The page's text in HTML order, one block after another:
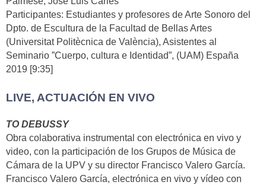
Participantes: Estudiantes y profesores de Arte Sonoro del
Dpto. de Escultura de la Facultad de Bellas Artes
(Universitat Politècnica de València), Asistentes al
Seminario ”Cuerpo, cultura e Identidad”, (UAM) España
2019 [9:35]
LIVE, ACTUACIÓN EN VIVO
TO DEBUSSY
Obra colaborativa instrumental con electrónica en vivo y
video, con la participación de los Grupos de Música de
Cámara de la UPV y su director Francisco Valero García.
Francisco Valero García, electrónica en vivo y vídeo con